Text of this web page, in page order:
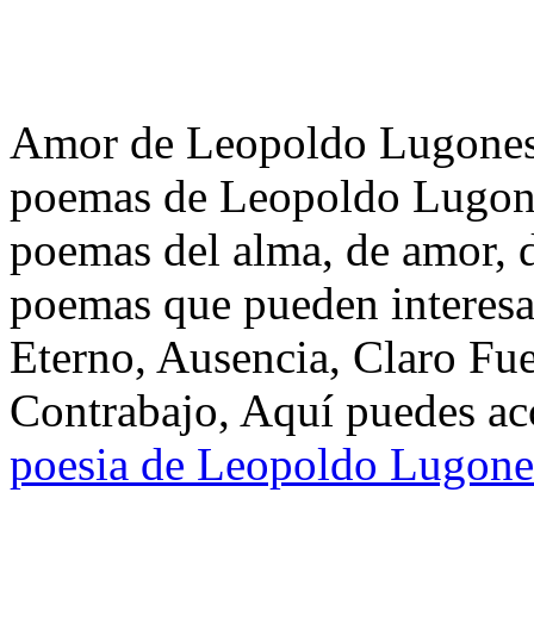
Amor de Leopoldo
poemas de Leopoldo
poemas del alma, de
poemas que pueden
Eterno, Ausencia, Claro
Contrabajo, Aquí puedes
poesia de Leopoldo